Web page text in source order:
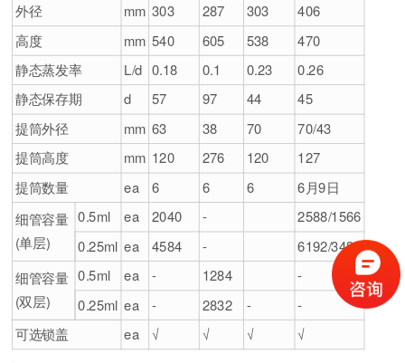
外径 mm 303 287 303
406
高度
mm 540 605 538
470
静态蒸发率
L/d 0.18 0.1 0.23
0.26
静态保存期
d 57 97 44 45
提筒外径 mm 63 38 70
70/43
提筒高度
mm 120 276 120
127
提筒数量
ea 6 6 6
6月9日
细管容量
(单层)
0.5ml ea 2040 -
2588/1566
0.25ml ea 4584 -
6192/3438
细管容量
(双层)
0.5ml ea - 1284
-
0.25ml ea - 2832 -
-
可选锁盖
ea √ √ √ √